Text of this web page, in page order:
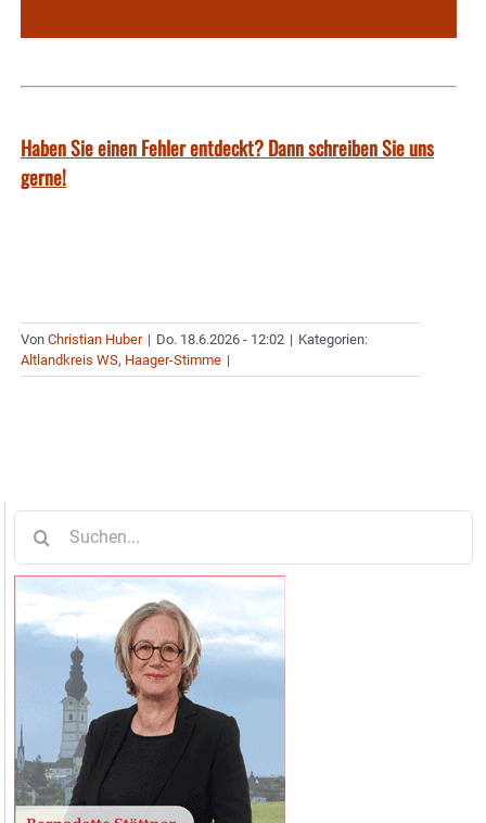
Haben Sie einen Fehler entdeckt? Dann schreiben Sie uns
gerne!
Von Christian Huber | Do. 18.6.2026 - 12:02 | Kategorien:
Altlandkreis WS, Haager-Stimme |
nach: